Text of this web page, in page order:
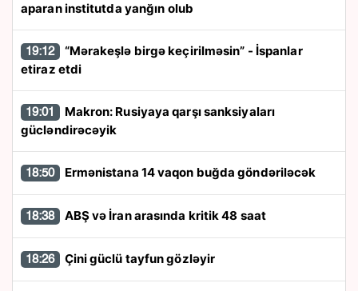
aparan institutda yanğın olub
19:12
etiraz etdi
19:01
gücləndirəcəyik
18:50 Ermənistana 14 vaqon buğda göndəriləcək
18:38 ABŞ və İran arasında kritik 48 saat
18:26 Çini güclü tayfun gözləyir